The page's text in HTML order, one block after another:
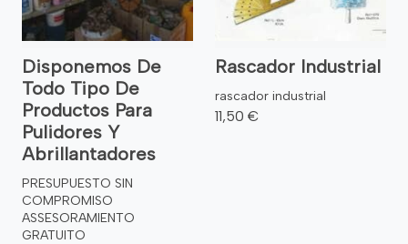
Disponemos De
Todo Tipo De
Productos Para
Pulidores Y
Abrillantadores
PRESUPUESTO SIN
COMPROMISO
ASSESORAMIENTO
GRATUITO
Rascador Industrial
rascador industrial
11,50 €